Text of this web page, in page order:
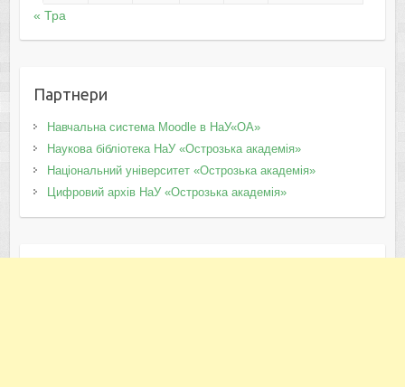
« Тра
Партнери
Навчальна система Moodle в НаУ«ОА»
Наукова бібліотека НаУ «Острозька академія»
Національний університет «Острозька академія»
Цифровий архів НаУ «Острозька академія»